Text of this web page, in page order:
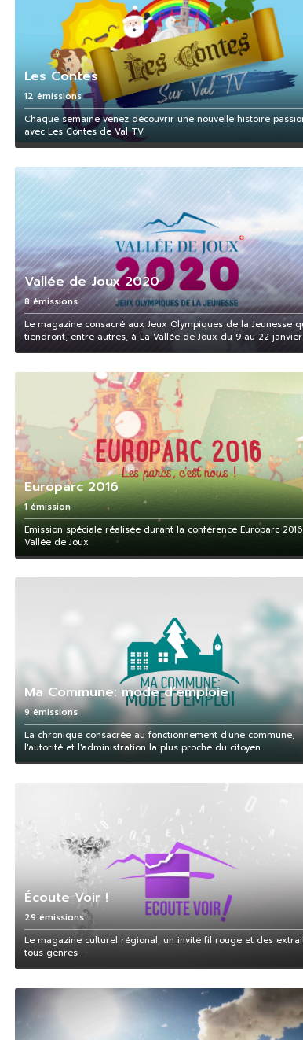
Les Contes
12 émissions
Chaque semaine venez découvrir une nouvelle histoire
avec Les Contes de Val TV
Vallée de Joux 2020
8 émissions
Le magazine consacré aux Jeux Olympiques de la Jeunesse
tiendront, entre autres, à La Vallée de Joux du 9 au 22
Europarc 2016
1 émission
Emission spéciale réalisée durant la conférence Europarc
Vallée de Joux
Ma Commune: mode d’emploie
9 émissions
La chronique consacrée au fonctionnement d'une commune,
l'autorité et l'administration la plus proche du citoyen
Écoute Voir !
29 émissions
Le magazine culturel régional, un invité fil rouge et des
tous genres